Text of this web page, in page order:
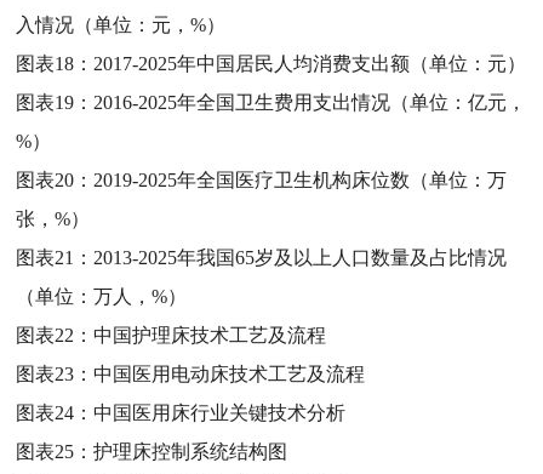
入情况（单位：元，%）
图表18： 2017-2025年中国居民人均消费支出额（单位：元）
图表19： 2016-2025年全国卫生费用支出情况（单位：亿元，
%）
图表20： 2019-2025年全国医疗卫生机构床位数（单位：万
张，%）
图表21： 2013-2025年我国65岁及以上人口数量及占比情况
（单位：万人，%）
图表22：中国护理床技术工艺及流程
图表23：中国医用电动床技术工艺及流程
图表24：中国医用床行业关键技术分析
图表25：护理床控制系统结构图